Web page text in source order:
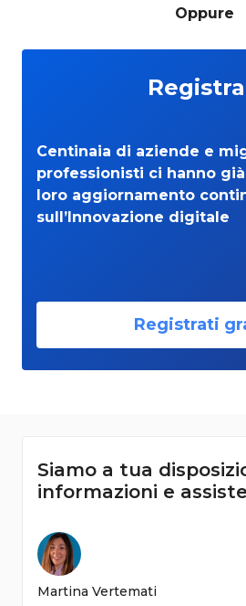
Oppure
Centinaia di aziende e
professionisti ci hanno
loro aggiornamento
sull’Innovazione digitale
Registrati
Siamo a tua
informazioni e
Martina Vertemati